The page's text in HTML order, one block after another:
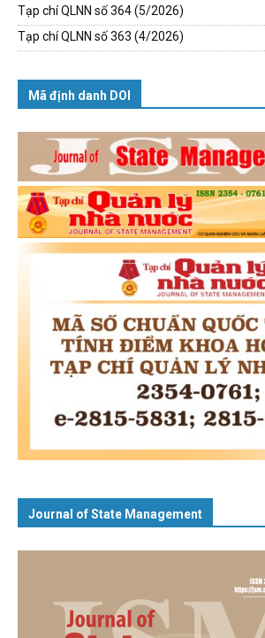
Tạp chí QLNN số 364 (5/2026)
Tạp chí QLNN số 363 (4/2026)
Mã định danh DOI
Journal of State Management